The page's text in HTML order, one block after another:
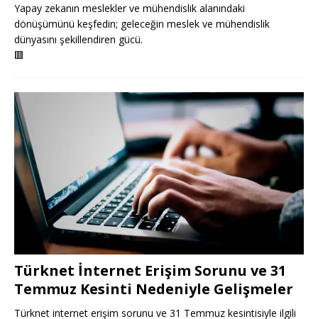
Yapay zekanın meslekler ve mühendislik alanındaki
dönüşümünü keşfedin; geleceğin meslek ve mühendislik
dünyasını şekillendiren gücü.
🟥
Türknet İnternet Erişim Sorunu ve 31
Temmuz Kesinti Nedeniyle Gelişmeler
Türknet internet erişim sorunu ve 31 Temmuz kesintisiyle ilgili